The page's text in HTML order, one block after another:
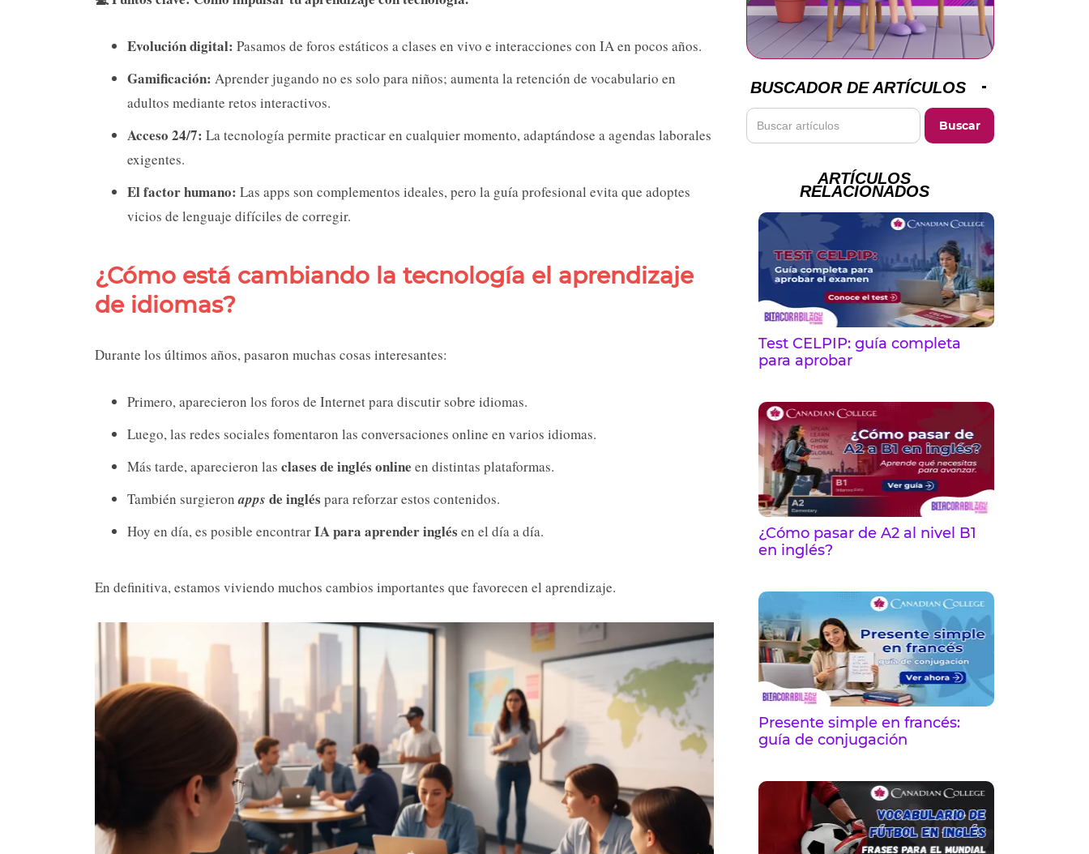
Evolución digital: Pasamos de foros estáticos a clases en vivo e interacciones con IA en pocos años.
Gamificación: Aprender jugando no es solo para niños; aumenta la retención de vocabulario en
adultos mediante retos interactivos.
Acceso 24/7: La tecnología permite practicar en cualquier momento, adaptándose a agendas laborales
exigentes.
El factor humano: Las apps son complementos ideales, pero la guía profesional evita que adoptes
vicios de lenguaje difíciles de corregir.
¿Cómo está cambiando la tecnología el aprendizaje
de idiomas?
Durante los últimos años, pasaron muchas cosas interesantes:
Primero, aparecieron los foros de Internet para discutir sobre idiomas.
Luego, las redes sociales fomentaron las conversaciones online en varios idiomas.
Más tarde, aparecieron las clases de inglés online en distintas plataformas.
También surgieronapps de inglés para reforzar estos contenidos.
Hoy en día, es posible encontrarIA para aprender inglés en el día a día.
En definitiva, estamos viviendo muchos cambios importantes que favorecen el aprendizaje.
BUSCADOR DE ARTÍCULOS
ARTÍCULOS
RELACIONADOS
Test CELPIP: guía completa
para aprobar
¿Cómo pasar de A2 al nivel B1
en inglés?
Presente simple en francés:
guía de conjugación